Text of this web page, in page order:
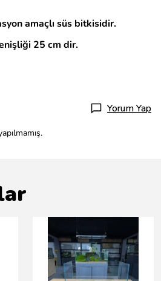
amaçlı süs bitkisidir.
25 cm dir.
Yorum Yap